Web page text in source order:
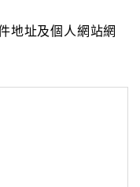
地址及個人網站網